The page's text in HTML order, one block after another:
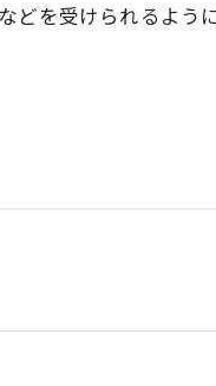
を受けられるように